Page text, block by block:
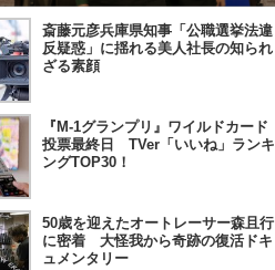
斎藤元彦兵庫県知事「公職選挙法違
反疑惑」に揺れる美人社長の知られ
ざる素顔
『M-1グランプリ』ワイルドカード
投票最終日 TVer「いいね」ランキ
ングTOP30！
50歳を迎えたオートレーサー森且行
に密着 大怪我から奇跡の復活ドキ
ュメンタリー